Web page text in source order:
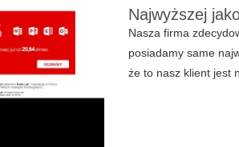
Najwyższej
Nasza firma
posiadamy same
że to nasz klient jest